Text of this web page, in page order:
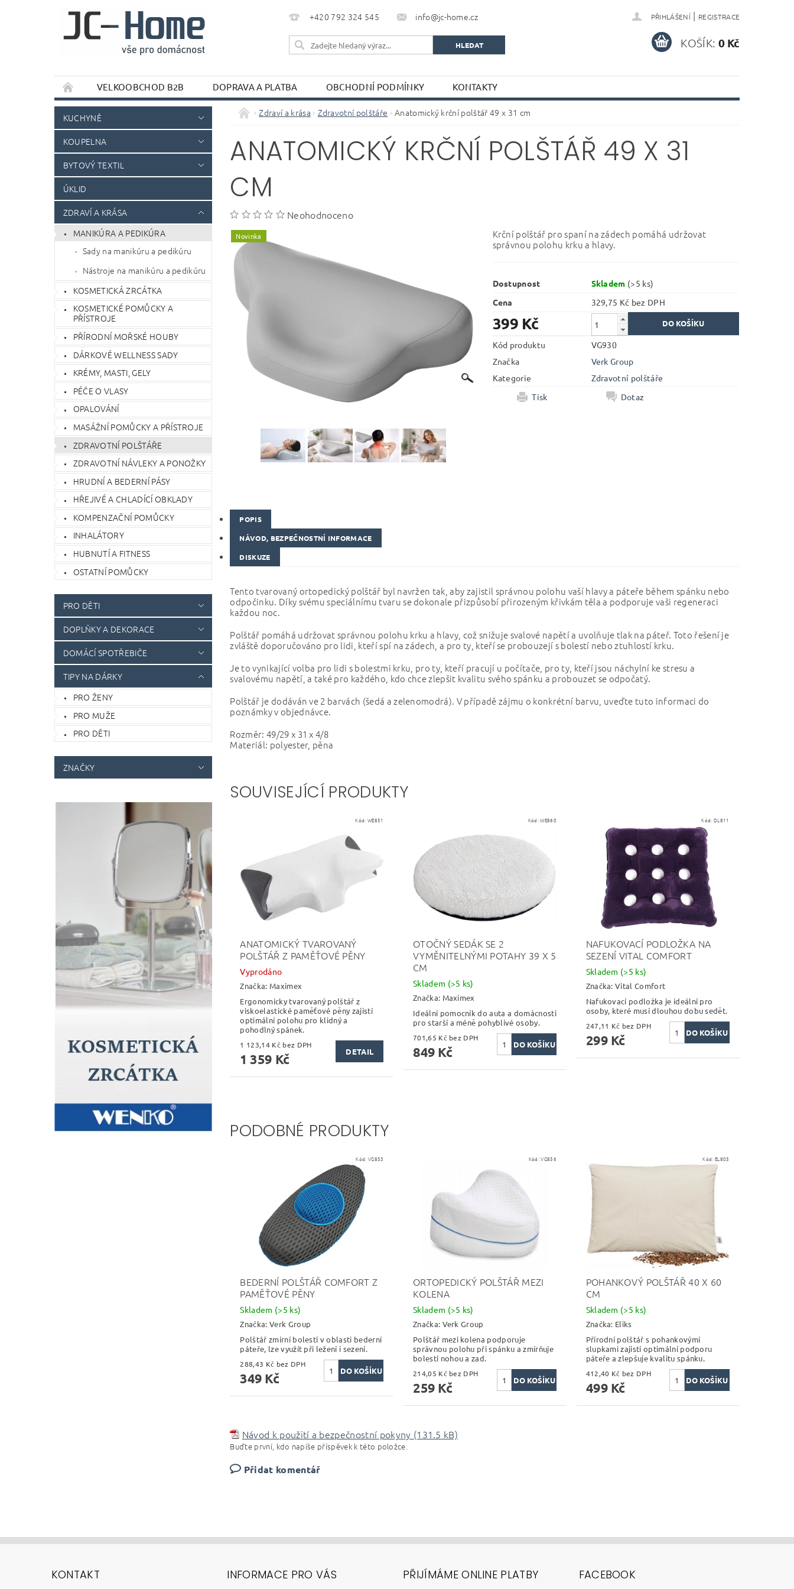
+420 792 324 545 info@jc-home.cz PŘIHLÁŠENÍ | REGISTRACE
KOŠÍK: 0 Kč
VELKOOBCHOD B2B DOPRAVA A PLATBA OBCHODNÍ PODMÍNKY KONTAKTY
KUCHYNĚ
KOUPELNA
BYTOVÝ TEXTIL
ÚKLID
ZDRAVÍ A KRÁSA
MANIKÚRA A PEDIKÚRA
Sady na manikúru a pedikúru
Nástroje na manikúru a pedikúru
KOSMETICKÁ ZRCÁTKA
KOSMETICKÉ POMŮCKY A
PŘÍSTROJE
PŘÍRODNÍ MOŘSKÉ HOUBY
DÁRKOVÉ WELLNESS SADY
KRÉMY, MASTI, GELY
PÉČE O VLASY
OPALOVÁNÍ
MASÁŽNÍ POMŮCKY A PŘÍSTROJE
ZDRAVOTNÍ POLŠTÁŘE
ZDRAVOTNÍ NÁVLEKY A PONOŽKY
HRUDNÍ A BEDERNÍ PÁSY
HŘEJIVÉ A CHLADÍCÍ OBKLADY
KOMPENZAČNÍ POMŮCKY
INHALÁTORY
HUBNUTÍ A FITNESS
OSTATNÍ POMŮCKY
PRO DĚTI
DOPLŇKY A DEKORACE
DOMÁCÍ SPOTŘEBIČE
TIPY NA DÁRKY
PRO ŽENY
PRO MUŽE
PRO DĚTI
ZNAČKY
Zdraví a krása Zdravotní polštáře Anatomický krční polštář 49 x 31 cm
ANATOMICKÝ KRČNÍ POLŠTÁŘ 49 X 31
CM
Neohodnoceno
Novinka
Krční polštář pro spaní na zádech pomáhá udržovat
správnou polohu krku a hlavy.
Dostupnost Skladem (>5 ks)
Cena
329,75 Kč bez DPH
399 Kč
Kód produktu
VG930
Značka
Verk Group
Kategorie
Zdravotní polštáře
Tisk
Dotaz
POPIS
NÁVOD, BEZPEČNOSTNÍ INFORMACE
DISKUZE
Tento tvarovaný ortopedický polštář byl navržen tak, aby zajistil správnou polohu vaší hlavy a páteře během spánku nebo
odpočinku. Díky svému speciálnímu tvaru se dokonale přizpůsobí přirozeným křivkám těla a podporuje vaši regeneraci
každou noc.
Polštář pomáhá udržovat správnou polohu krku a hlavy, což snižuje svalové napětí a uvolňuje tlak na páteř. Toto řešení je
zvláště doporučováno pro lidi, kteří spí na zádech, a pro ty, kteří se probouzejí s bolestí nebo ztuhlostí krku.
Je to vynikající volba pro lidi s bolestmi krku, pro ty, kteří pracují u počítače, pro ty, kteří jsou náchylní ke stresu a
svalovému napětí, a také pro každého, kdo chce zlepšit kvalitu svého spánku a probouzet se odpočatý.
Polštář je dodáván ve 2 barvách (šedá a zelenomodrá). V případě zájmu o konkrétní barvu, uveďte tuto informaci do
poznámky v objednávce.
Rozměr: 49/29 x 31 x 4/8
Materiál: polyester, pěna
SOUVISEJÍCÍ PRODUKTY
Kód: WE851
ANATOMICKÝ TVAROVANÝ
POLŠTÁŘ Z PAMĚŤOVÉ PĚNY
Vyprodáno
Značka: Maximex
Ergonomicky tvarovaný polštář z
viskoelastické paměťové pěny zajistí
optimální polohu pro klidný a
pohodlný spánek.
1 123,14 Kč bez DPH
1 359 Kč DETAIL
Kód:WE860
OTOČNÝ SEDÁK SE 2
VYMĚNITELNÝMI POTAHY 39 X 5
CM
Skladem (>5 ks)
Značka: Maximex
Ideální pomocník do auta a domácnosti
pro starší a méně pohyblivé osoby.
701,65 Kč bez DPH
849 Kč
Kód:DL811
NAFUKOVACÍ PODLOŽKA NA
SEZENÍ VITAL COMFORT
Skladem (>5 ks)
Značka:Vital Comfort
Nafukovací podložka je ideální pro
osoby, které musí dlouhou dobu sedět.
247,11 Kč bez DPH
299 Kč
PODOBNÉ PRODUKTY
Kód: VG853
BEDERNÍ POLŠTÁŘ COMFORT Z
PAMĚŤOVÉ PĚNY
Skladem (>5 ks)
Značka: Verk Group
Polštář zmírní bolesti v oblasti bederní
páteře, lze využít při ležení i sezení.
288,43 Kč bez DPH
349 Kč
Kód:VG856
ORTOPEDICKÝ POLŠTÁŘ MEZI
KOLENA
Skladem (>5 ks)
Značka: Verk Group
Polštář mezi kolena podporuje
správnou polohu při spánku a zmírňuje
bolesti nohou a zad.
214,05 Kč bez DPH
259 Kč
Kód:EL805
POHANKOVÝ POLŠTÁŘ 40 X 60
CM
Skladem (>5 ks)
Značka: Eliks
Přírodní polštář s pohankovými
slupkami zajistí optimální podporu
páteře a zlepšuje kvalitu spánku.
412,40 Kč bez DPH
499 Kč
Návod k použití a bezpečnostní pokyny (131.5 kB)
Buďte první, kdo napíše příspěvek k této položce.
Přidat komentář
KONTAKT INFORMACE PRO VÁS PŘIJÍMÁME ONLINE PLATBY FACEBOOK